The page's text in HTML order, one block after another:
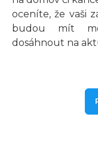
oceníte, že vaši
budou mít
dosáhnout na